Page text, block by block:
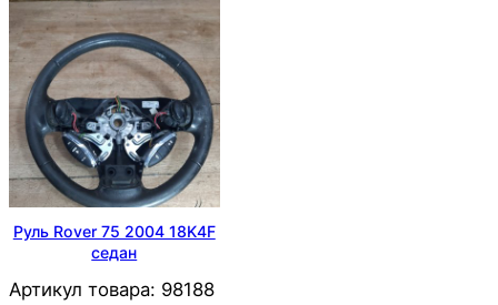
Руль Rover 75 2004 18K4F
седан
Артикул товара: 98188